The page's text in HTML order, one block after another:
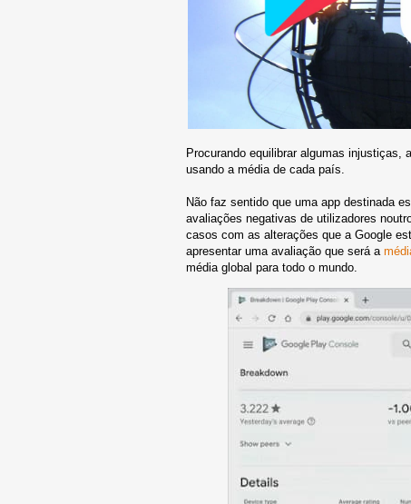
Procurando equilibrar algumas injustiças,
usando a média de cada país.
Não faz sentido que uma app destinada
avaliações negativas de utilizadores
casos com as alterações que a Google
apresentar uma avaliação que será a
média global para todo o mundo.